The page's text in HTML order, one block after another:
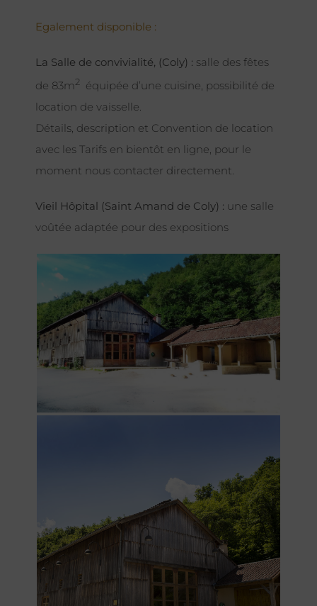
Egalement disponible :
La Salle de convivialité, (Coly) : salle des fêtes
de 83m2 équipée d’une cuisine, possibilité de
location de vaisselle.
Détails, description et Convention de location
avec les Tarifs en bientôt en ligne, pour le
moment nous contacter directement.
Vieil Hôpital (Saint Amand de Coly) : une salle
voûtée adaptée pour des expositions